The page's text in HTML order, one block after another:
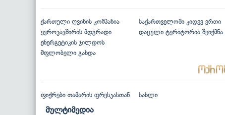
ქართული ღვინის კომპანია
ევროკავშირის მდგრადი
ენერგეტიკის ჯილდოს
მფლობელი გახდა
საქართველოში კიდევ ერთი
დაცული ტერიტორია შეიქმნა
ფიქრები თამარის ფრესკასთან სახლი
მულტიმედია